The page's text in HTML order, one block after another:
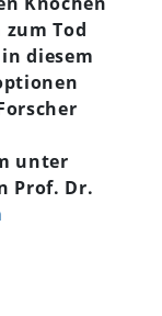
Tod
diesem
unter
Prof. Dr.